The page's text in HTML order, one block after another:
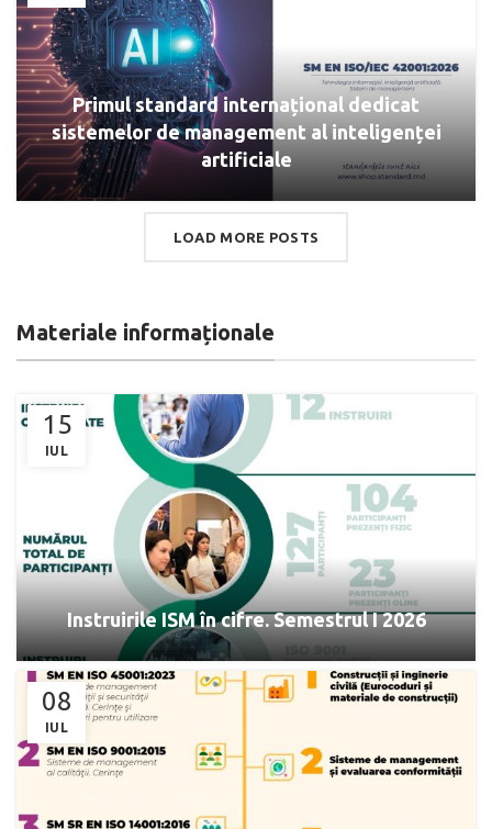
Primul standard internațional dedicat
sistemelor de management al inteligenței
artificiale
LOAD MORE POSTS
Materiale informaționale
15
IUL
Instruirile ISM în cifre. Semestrul I 2026
08
IUL